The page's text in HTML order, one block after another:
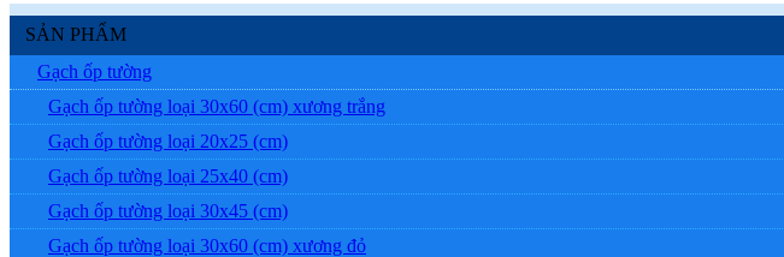
SẢN PHẨM
Gạch ốp tường
Gạch ốp tường loại 30x60 (cm) xương trắng
Gạch ốp tường loại 20x25 (cm)
Gạch ốp tường loại 25x40 (cm)
Gạch ốp tường loại 30x45 (cm)
Gạch ốp tường loại 30x60 (cm) xương đỏ